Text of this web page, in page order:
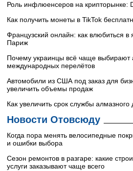
Роль инфлюенсеров на крипторынке:
Как получить монеты в TikTok
Французский онлайн: как влюбиться в
Париж
Почему украинцы всё чаще выбирают
международных перелётов
Автомобили из США под заказ для
увеличить объемы продаж
Как увеличить срок службы алмазного
Новости Отовсюду
Когда пора менять велосипедные
и ошибки выбора
Сезон ремонтов в разгаре: какие
услуги заказывают чаще всего